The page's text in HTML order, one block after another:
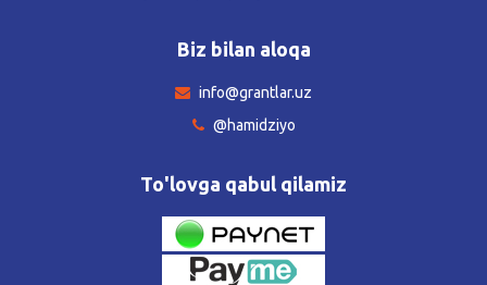
Biz bilan aloqa
info@grantlar.uz
@hamidziyo
To'lovga qabul qilamiz